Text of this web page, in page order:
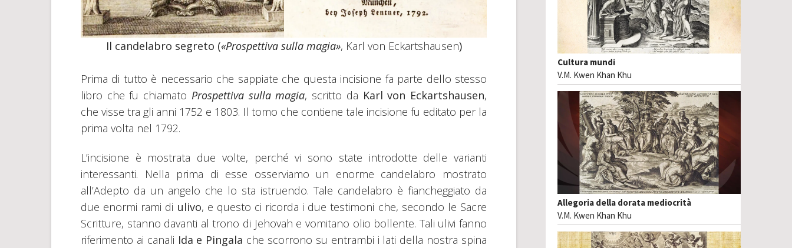
Il candelabro segreto («Prospettiva sulla magia», Karl von Eckartshausen)
Prima di tutto è necessario che sappiate che questa incisione fa parte dello stesso
libro che fu chiamato Prospettiva sulla magia, scritto da Karl von Eckartshausen,
che visse tra gli anni 1752 e 1803. Il tomo che contiene tale incisione fu editato per la
prima volta nel 1792.
L’incisione è mostrata due volte, perché vi sono state introdotte delle varianti
interessanti. Nella prima di esse osserviamo un enorme candelabro mostrato
all’Adepto da un angelo che lo sta istruendo. Tale candelabro è fiancheggiato da
due enormi rami di ulivo, e questo ci ricorda i due testimoni che, secondo le Sacre
Scritture, stanno davanti al trono di Jehovah e vomitano olio bollente. Tali ulivi fanno
riferimento ai canali Ida e Pingala che scorrono su entrambi i lati della nostra spina
Cultura mundi
V.M. Kwen Khan Khu
Allegoria della dorata mediocrità
V.M. Kwen Khan Khu